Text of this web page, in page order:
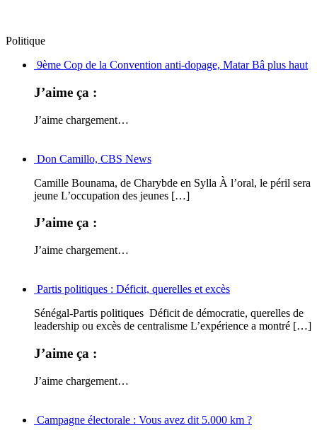
Politique
9ème Cop de la Convention anti-dopage, Matar Bâ plus haut
J’aime ça :
J’aime chargement…
Don Camillo, CBS News
Camille Bounama, de Charybde en Sylla À l’oral, le péril sera
jeune L’occupation des jeunes […]
J’aime ça :
J’aime chargement…
Partis politiques : Déficit, querelles et excès
Sénégal-Partis politiques Déficit de démocratie, querelles de
leadership ou excès de centralisme L’expérience a montré […]
J’aime ça :
J’aime chargement…
Campagne électorale : Vous avez dit 5.000 km ?